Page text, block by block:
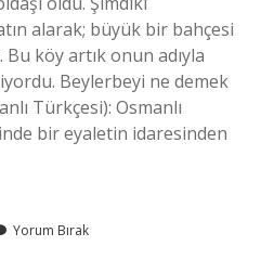
alarak; büyük bir bahçesi
köy artık onun adıyla
Beylerbeyi ne demek
Türkçesi): Osmanlı
bir eyaletin idaresinden
Yorum Bırak